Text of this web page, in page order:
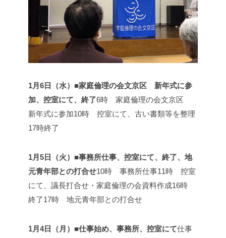
1月6日（水）■家庭倫理の会文京区 新年式に参
加、控室にて、終了6時 家庭倫理の会文京区
新年式に参加10時 控室にて、古い書類等を整理
17時終了
1月5日（火）■事務所仕事、控室にて、終了、地
元青年部との打合せ10時 事務所仕事11時 控室
にて、議長打合せ・家庭倫理の会資料作成16時
終了17時 地元青年部との打合せ
1月4日（月）■仕事始め、事務所、控室にて仕事